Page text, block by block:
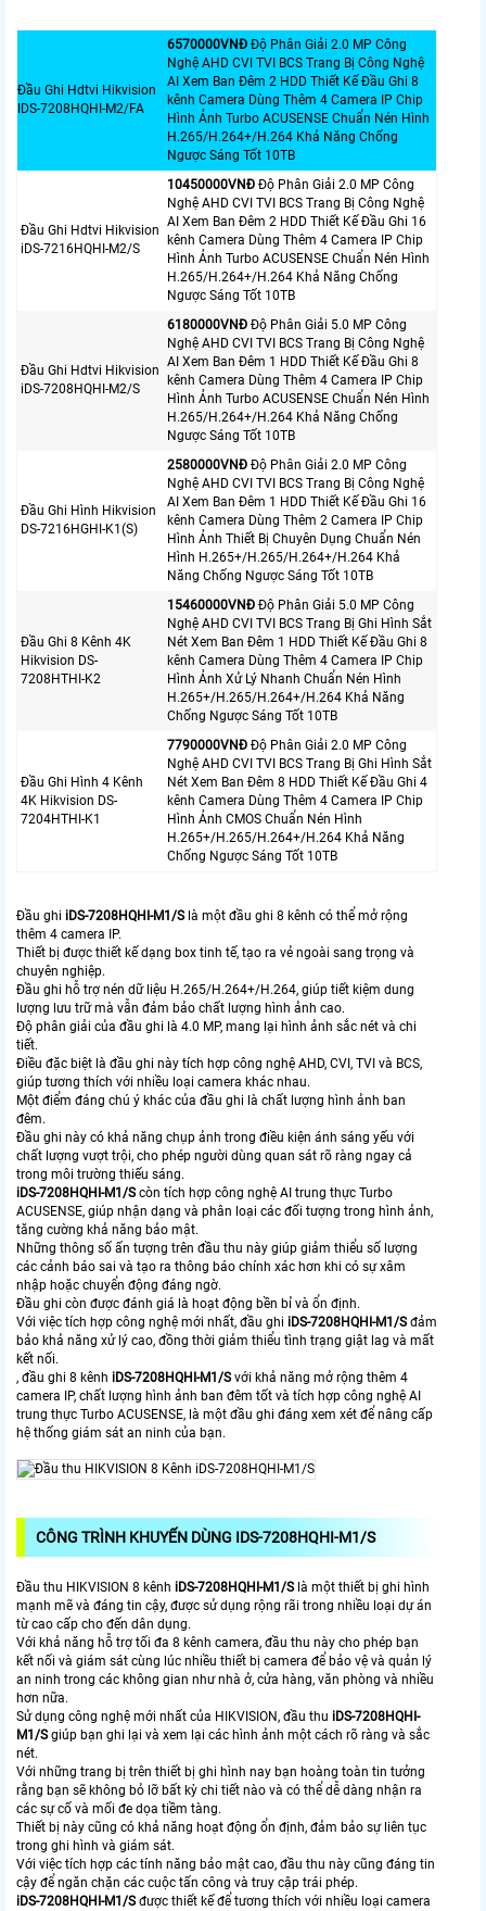
Đầu Ghi Hdtvi Hikvision
IDS-7208HQHI-M2/FA
6570000VNÐ Độ Phân Giải 2.0 MP Công
Nghệ AHD CVI TVI BCS Trang Bị Công Nghệ
AI Xem Ban Đêm 2 HDD Thiết Kế Đầu Ghi 8
kênh Camera Dùng Thêm 4 Camera IP Chip
Hình Ảnh Turbo ACUSENSE Chuẩn Nén Hình
H.265/H.264+/H.264 Khả Năng Chống
Ngược Sáng Tốt 10TB
Đầu Ghi Hdtvi Hikvision
iDS-7216HQHI-M2/S
10450000VNÐ Độ Phân Giải 2.0 MP Công
Nghệ AHD CVI TVI BCS Trang Bị Công Nghệ
AI Xem Ban Đêm 2 HDD Thiết Kế Đầu Ghi 16
kênh Camera Dùng Thêm 4 Camera IP Chip
Hình Ảnh Turbo ACUSENSE Chuẩn Nén Hình
H.265/H.264+/H.264 Khả Năng Chống
Ngược Sáng Tốt 10TB
Đầu Ghi Hdtvi Hikvision
iDS-7208HQHI-M2/S
6180000VNÐ Độ Phân Giải 5.0 MP Công
Nghệ AHD CVI TVI BCS Trang Bị Công Nghệ
AI Xem Ban Đêm 1 HDD Thiết Kế Đầu Ghi 8
kênh Camera Dùng Thêm 4 Camera IP Chip
Hình Ảnh Turbo ACUSENSE Chuẩn Nén Hình
H.265/H.264+/H.264 Khả Năng Chống
Ngược Sáng Tốt 10TB
Đầu Ghi Hình Hikvision
DS-7216HGHI-K1(S)
2580000VNÐ Độ Phân Giải 2.0 MP Công
Nghệ AHD CVI TVI BCS Trang Bị Công Nghệ
AI Xem Ban Đêm 1 HDD Thiết Kế Đầu Ghi 16
kênh Camera Dùng Thêm 2 Camera IP Chip
Hình Ảnh Thiết Bị Chuyên Dụng Chuẩn Nén
Hình H.265+/H.265/H.264+/H.264 Khả
Năng Chống Ngược Sáng Tốt 10TB
Đầu Ghi 8 Kênh 4K
Hikvision DS-
7208HTHI-K2
15460000VNÐ Độ Phân Giải 5.0 MP Công
Nghệ AHD CVI TVI BCS Trang Bị Ghi Hình Sắt
Nét Xem Ban Đêm 1 HDD Thiết Kế Đầu Ghi 8
kênh Camera Dùng Thêm 4 Camera IP Chip
Hình Ảnh Xử Lý Nhanh Chuẩn Nén Hình
H.265+/H.265/H.264+/H.264 Khả Năng
Chống Ngược Sáng Tốt 10TB
Đầu Ghi Hình 4 Kênh
4K Hikvision DS-
7204HTHI-K1
7790000VNÐ Độ Phân Giải 2.0 MP Công
Nghệ AHD CVI TVI BCS Trang Bị Ghi Hình Sắt
Nét Xem Ban Đêm 8 HDD Thiết Kế Đầu Ghi 4
kênh Camera Dùng Thêm 4 Camera IP Chip
Hình Ảnh CMOS Chuẩn Nén Hình
H.265+/H.265/H.264+/H.264 Khả Năng
Chống Ngược Sáng Tốt 10TB
Đầu ghi iDS-7208HQHI-M1/Slà một đầu ghi 8 kênh có thể mở rộng
thêm 4 camera IP.
Thiết bị được thiết kế dạng box tinh tế, tạo ra vẻ ngoài sang trọng và
chuyên nghiệp.
Đầu ghi hỗ trợ nén dữ liệu H.265/H.264+/H.264, giúp tiết kiệm dung
lượng lưu trữ mà vẫn đảm bảo chất lượng hình ảnh cao.
Độ phân giải của đầu ghi là 4.0 MP, mang lại hình ảnh sắc nét và chi
tiết.
Điều đặc biệt là đầu ghi này tích hợp công nghệ AHD, CVI, TVI và BCS,
giúp tương thích với nhiều loại camera khác nhau.
Một điểm đáng chú ý khác của đầu ghi là chất lượng hình ảnh ban
đêm.
Đầu ghi này có khả năng chụp ảnh trong điều kiện ánh sáng yếu với
chất lượng vượt trội, cho phép người dùng quan sát rõ ràng ngay cả
trong môi trường thiếu sáng.
iDS-7208HQHI-M1/Scòn tích hợp công nghệ AI trung thực Turbo
ACUSENSE, giúp nhận dạng và phân loại các đối tượng trong hình ảnh,
tăng cường khả năng bảo mật.
Những thông số ấn tượng trên đầu thu này giúp giảm thiểu số lượng
các cảnh báo sai và tạo ra thông báo chính xác hơn khi có sự xâm
nhập hoặc chuyển động đáng ngờ.
Đầu ghi còn được đánh giá là hoạt động bền bỉ và ổn định.
Với việc tích hợp công nghệ mới nhất, đầu ghi iDS-7208HQHI-M1/Sđảm
bảo khả năng xử lý cao, đồng thời giảm thiểu tình trạng giật lag và mất
kết nối.
, đầu ghi 8 kênh iDS-7208HQHI-M1/Svới khả năng mở rộng thêm 4
camera IP, chất lượng hình ảnh ban đêm tốt và tích hợp công nghệ AI
trung thực Turbo ACUSENSE, là một đầu ghi đáng xem xét để nâng cấp
hệ thống giám sát an ninh của bạn.
CÔNG TRÌNH KHUYẾN DÙNG IDS-7208HQHI-M1/S
Đầu thu HIKVISION 8 kênh iDS-7208HQHI-M1/Slà một thiết bị ghi hình
mạnh mẽ và đáng tin cậy, được sử dụng rộng rãi trong nhiều loại dự án
từ cao cấp cho đến dân dụng.
Với khả năng hỗ trợ tối đa 8 kênh camera, đầu thu này cho phép bạn
kết nối và giám sát cùng lúc nhiều thiết bị camera để bảo vệ và quản lý
an ninh trong các không gian như nhà ở, cửa hàng, văn phòng và nhiều
hơn nữa.
Sử dụng công nghệ mới nhất của HIKVISION, đầu thu iDS-7208HQHI-
M1/Sgiúp bạn ghi lại và xem lại các hình ảnh một cách rõ ràng và sắc
nét.
Với những trang bị trên thiết bị ghi hình nay bạn hoàng toàn tin tưởng
rằng bạn sẽ không bỏ lỡ bất kỳ chi tiết nào và có thể dễ dàng nhận ra
các sự cố và mối đe dọa tiềm tàng.
Thiết bị này cũng có khả năng hoạt động ổn định, đảm bảo sự liên tục
trong ghi hình và giám sát.
Với việc tích hợp các tính năng bảo mật cao, đầu thu này cũng đáng tin
cậy để ngăn chặn các cuộc tấn công và truy cập trái phép.
iDS-7208HQHI-M1/Sđược thiết kế để tương thích với nhiều loại camera